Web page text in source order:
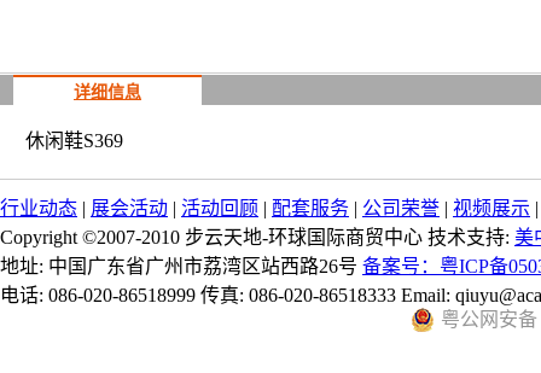
详细信息
休闲鞋S369
行业动态 | 展会活动 | 活动回顾 | 配套服务 | 公司荣誉 | 视频展示
Copyright ©2007-2010 步云天地-环球国际商贸中心 技术支持: 美
地址: 中国广东省广州市荔湾区站西路26号 备案号：粤ICP备
电话: 086-020-86518999 传真: 086-020-86518333 Email:
粤公网安备